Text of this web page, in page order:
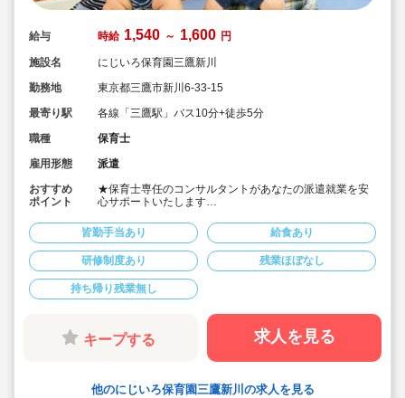
給与 時給 1,540 ～ 1,600 円
施設名
にじいろ保育園三鷹新川
勤務地
東京都三鷹市新川6-33-15
最寄り駅
各線「三鷹駅」バス10分+徒歩5分
職種
保育士
雇用形態
派遣
おすすめ
ポイント
★保育士専任のコンサルタントがあなたの派遣就業を安
心サポートいたします
★時給1,540円～1,600円の求人です
皆勤手当あり 給食あり
研修制度あり 残業ほぼなし
持ち帰り残業無し
キープする 求人を見る
他のにじいろ保育園三鷹新川の求人を見る